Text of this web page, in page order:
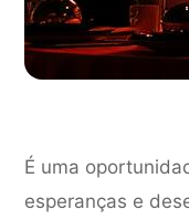
É uma
esperanças e